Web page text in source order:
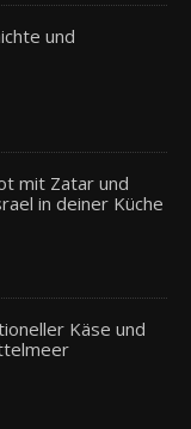
und
mit Zatar und
in deiner Küche
Käse und